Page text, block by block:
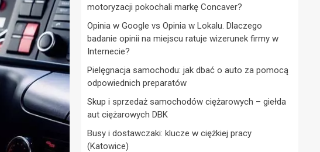
motoryzacji pokochali markę Concaver?
Opinia w Google vs Opinia w Lokalu. Dlaczego
badanie opinii na miejscu ratuje wizerunek firmy w
Internecie?
Pielęgnacja samochodu: jak dbać o auto za pomocą
odpowiednich preparatów
Skup i sprzedaż samochodów ciężarowych – giełda
aut ciężarowych DBK
Busy i dostawczaki: klucze w ciężkiej pracy
(Katowice)